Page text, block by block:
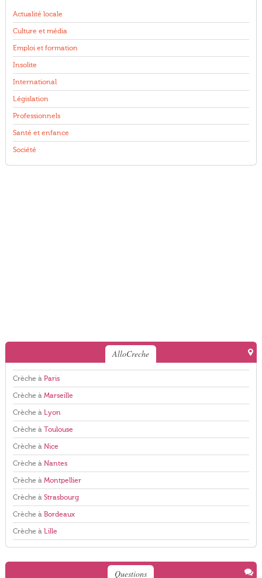
Actualité locale
Culture et média
Emploi et formation
Insolite
International
Législation
Professionnels
Santé et enfance
Société
AlloCreche
Crèche à Paris
Crèche à Marseille
Crèche à Lyon
Crèche à Toulouse
Crèche à Nice
Crèche à Nantes
Crèche à Montpellier
Crèche à Strasbourg
Crèche à Bordeaux
Crèche à Lille
Questions